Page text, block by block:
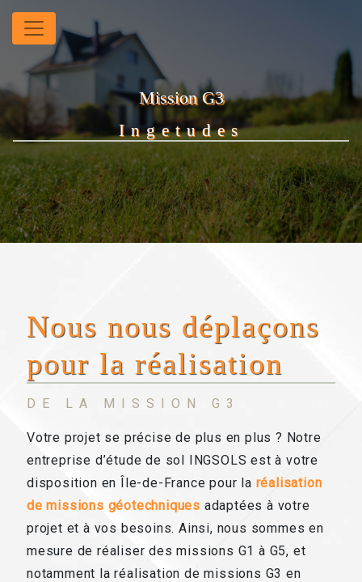
Panneau de gestion des cookies
Mission G3
Ingetudes
Nous nous déplaçons
pour la réalisation
DE LA MISSION G3
Votre projet se précise de plus en plus ? Notre
entreprise d’étude de sol INGSOLS est à votre
disposition en Île-de-France pour la réalisation
de missions géotechniques adaptées à votre
projet et à vos besoins. Ainsi, nous sommes en
mesure de réaliser des missions G1 à G5, et
notamment la réalisation de missions G3 en